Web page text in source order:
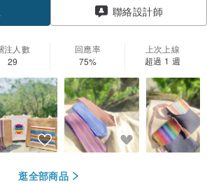
聯絡設計師
注人數
29
回應率
75%
上次上線
超過 1 週
逛全部商品